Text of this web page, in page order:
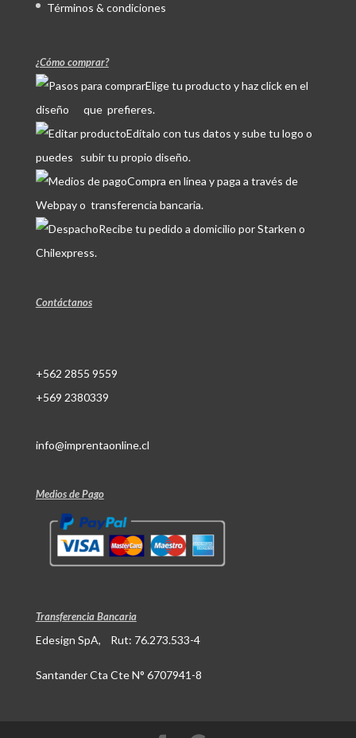
Términos & condiciones
¿Cómo comprar?
Elige tu producto y haz click en el
diseño que prefieres.
Edítalo con tus datos y sube tu logo o
puedes subir tu propio diseño.
Compra en línea y paga a través de
Webpay o transferencia bancaria.
Recibe tu pedido a domicilio por Starken o
Chilexpress.
Contáctanos
+562 2855 9559
+569 2380339
info@imprentaonline.cl
Medios de Pago
Transferencia Bancaria
Edesign SpA, Rut: 76.273.533-4
Santander Cta Cte N° 6707941-8